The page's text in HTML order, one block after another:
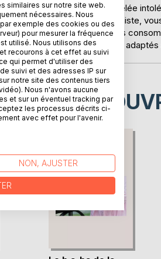
de galactosémie, aussi appelée
diététicien-nutritionniste,
de tous les aliments à ne pas
de menus parfaitement
À
similaires sur notre site web.
nécessaires. Nous
exemple des cookies ou des
pour mesurer la fréquence
utilisé. Nous utilisons des
recourons à cet effet au suivi
qui permet d'utiliser des
suivi et des adresses IP sur
notre site des contenus tiers
Nous n'avons aucune
et sur un éventuel tracking par
les processus décrits ci-
avec effet pour l'avenir.
NON, AJUSTER